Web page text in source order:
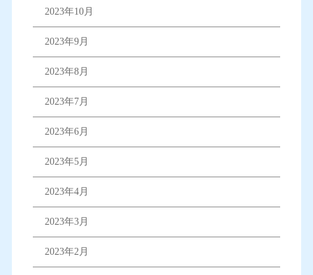
2023年10月
2023年9月
2023年8月
2023年7月
2023年6月
2023年5月
2023年4月
2023年3月
2023年2月